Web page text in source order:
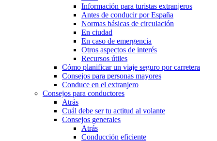
Información para turistas extranjeros
Antes de conducir por España
Normas básicas de circulación
En ciudad
En caso de emergencia
Otros aspectos de interés
Recursos útiles
Cómo planificar un viaje seguro por carretera
Consejos para personas mayores
Conduce en el extranjero
Consejos para conductores
Atrás
Cuál debe ser tu actitud al volante
Consejos generales
Atrás
Conducción eficiente